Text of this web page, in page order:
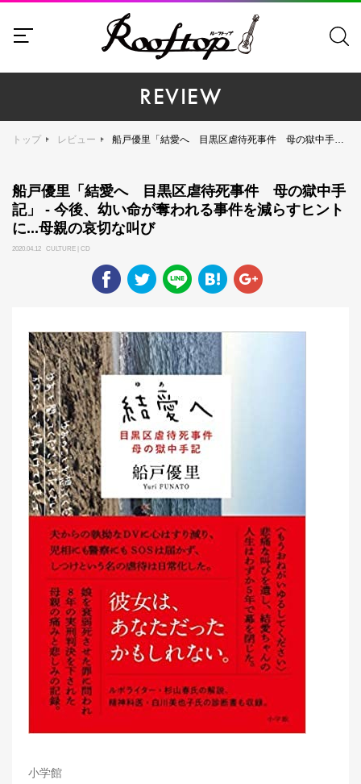
REVIEW
トップ レビュー 船戸優里「結愛へ 目黒区虐待死事件 母の獄中手記」 - 今後、幼い命が奪われる事件を減らすヒントに...母親の哀切な叫び
船戸優里「結愛へ 目黒区虐待死事件 母の獄中手
記」 - 今後、幼い命が奪われる事件を減らすヒント
に...母親の哀切な叫び
2020.04.12 CULTURE | CD
小学館